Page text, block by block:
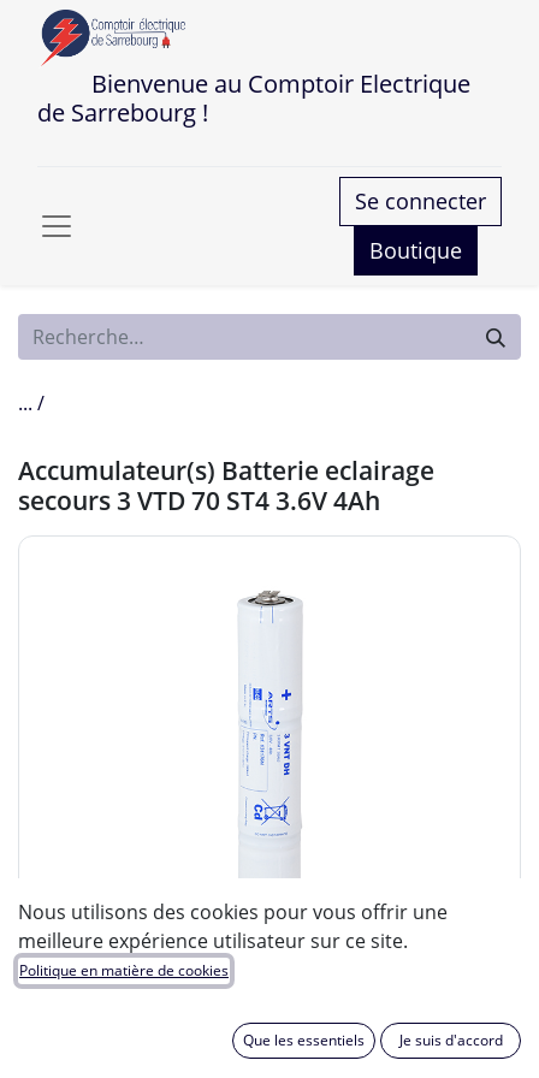
Bienvenue au Comptoir Electrique
de Sarrebourg !
Se connecter
Boutique
... /
Accumulateur(s) Batterie eclairage
secours 3 VTD 70 ST4 3.6V 4Ah
Nous utilisons des cookies pour vous offrir une
meilleure expérience utilisateur sur ce site.
Politique en matière de cookies
Que les essentiels Je suis d'accord